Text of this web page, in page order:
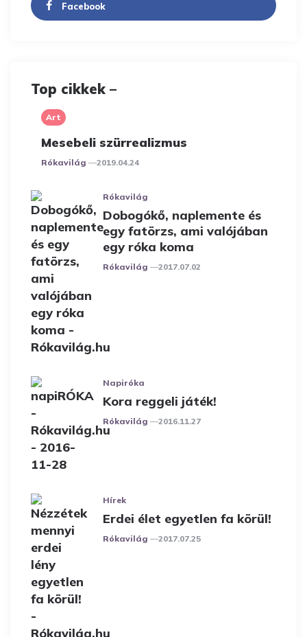
Facebook
Top cikkek –
Art
Mesebeli szürrealizmus
Posted
Rókavilág 2019.04.24
Rókavilág
Dobogókő, naplemente és
egy fatörzs, ami valójában
egy róka koma
Posted
Rókavilág 2017.07.02
Napiróka
Kora reggeli játék!
Posted
Rókavilág 2016.11.27
Hírek
Erdei élet egyetlen fa körül!
Posted
Rókavilág 2017.07.25